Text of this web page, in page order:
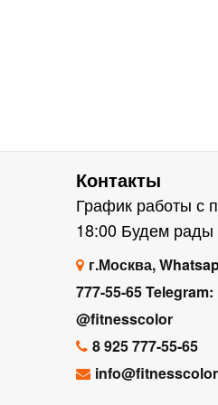
Контакты
График работы с
18:00 Будем рады
г.Москва,
777-55-65 Telegram:
@fitnesscolor
8 925 777-55-65